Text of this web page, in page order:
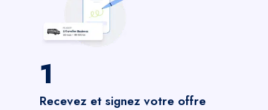
1
Recevez et signez votre offre